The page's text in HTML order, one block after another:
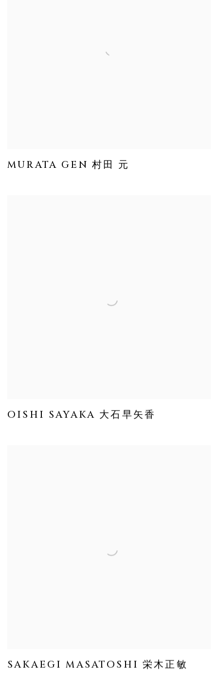
MURATA GEN 村田 元
OISHI SAYAKA 大石早矢香
SAKAEGI MASATOSHI 栄木正敏